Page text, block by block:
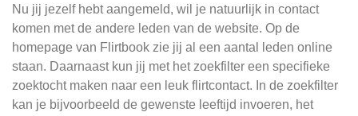
Nu jij jezelf hebt aangemeld, wil je natuurlijk in contact
komen met de andere leden van de website. Op de
homepage van Flirtbook zie jij al een aantal leden online
staan. Daarnaast kun jij met het zoekfilter een specifieke
zoektocht maken naar een leuk flirtcontact. In de zoekfilter
kan je bijvoorbeeld de gewenste leeftijd invoeren, het